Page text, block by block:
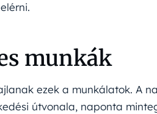
munkák
ezek a munkálatok. A
útvonala, naponta